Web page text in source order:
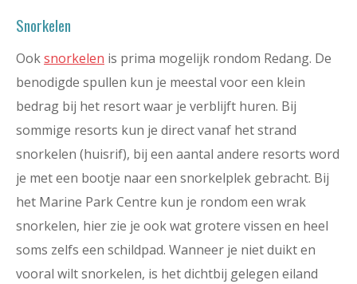
Snorkelen
Ooksnorkelen is prima mogelijk rondom Redang. De
benodigde spullen kun je meestal voor een klein
bedrag bij het resort waar je verblijft huren. Bij
sommige resorts kun je direct vanaf het strand
snorkelen (huisrif), bij een aantal andere resorts word
je met een bootje naar een snorkelplek gebracht. Bij
het Marine Park Centre kun je rondom een wrak
snorkelen, hier zie je ook wat grotere vissen en heel
soms zelfs een schildpad. Wanneer je niet duikt en
vooral wilt snorkelen, is het dichtbij gelegen eiland